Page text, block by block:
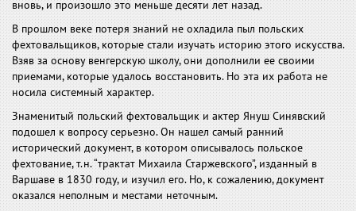
вновь, и произошло это меньше десяти лет назад.
В прошлом веке потеря знаний не охладила пыл польских
фехтовальщиков, которые стали изучать историю этого искусства.
Взяв за основу венгерскую школу, они дополнили ее своими
приемами, которые удалось восстановить. Но эта их работа не
носила системный характер.
Знаменитый польский фехтовальщик и актер Януш Синявский
подошел к вопросу серьезно. Он нашел самый ранний
исторический документ, в котором описывалось польское
фехтование, т.н. “трактат Михаила Старжевского”, изданный в
Варшаве в 1830 году, и изучил его. Но, к сожалению, документ
оказался неполным и местами неточным.